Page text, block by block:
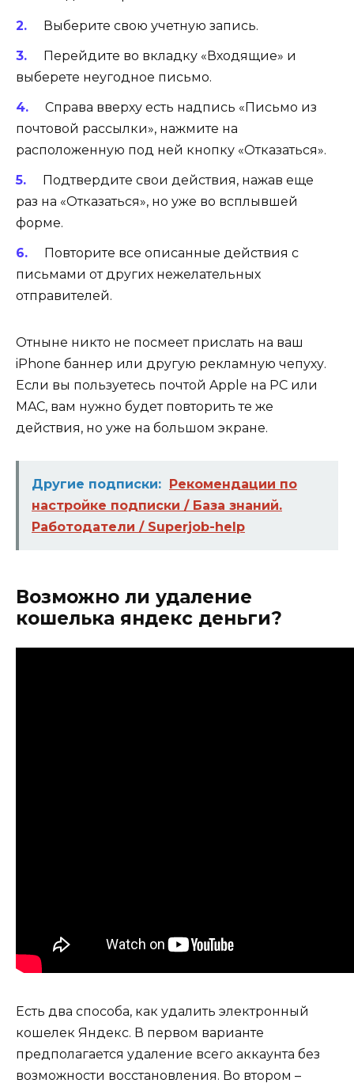
Выберите свою учетную запись.
Перейдите во вкладку «Входящие» и
выберете неугодное письмо.
Справа вверху есть надпись «Письмо из
почтовой рассылки», нажмите на
расположенную под ней кнопку «Отказаться».
Подтвердите свои действия, нажав еще
раз на «Отказаться», но уже во всплывшей
форме.
Повторите все описанные действия с
письмами от других нежелательных
отправителей.
Отныне никто не посмеет прислать на ваш
iPhone баннер или другую рекламную чепуху.
Если вы пользуетесь почтой Apple на PC или
MAC, вам нужно будет повторить те же
действия, но уже на большом экране.
Другие подписки: Рекомендации по
настройке подписки / База знаний.
Работодатели / Superjob-help
Возможно ли удаление
кошелька яндекс деньги?
Есть два способа, как удалить электронный
кошелек Яндекс. В первом варианте
предполагается удаление всего аккаунта без
возможности восстановления. Во втором –